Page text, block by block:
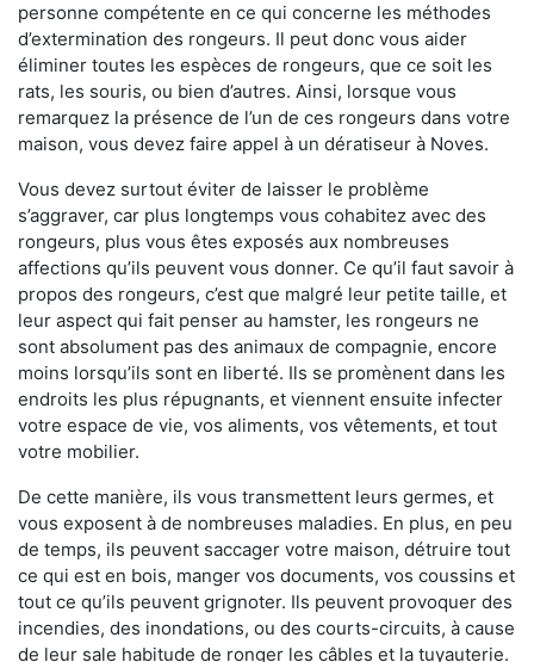
personne compétente en ce qui concerne les méthodes
d’extermination des rongeurs. Il peut donc vous aider
éliminer toutes les espèces de rongeurs, que ce soit les
rats, les souris, ou bien d’autres. Ainsi, lorsque vous
remarquez la présence de l’un de ces rongeurs dans votre
maison, vous devez faire appel à un dératiseur à Noves.
Vous devez surtout éviter de laisser le problème
s’aggraver, car plus longtemps vous cohabitez avec des
rongeurs, plus vous êtes exposés aux nombreuses
affections qu’ils peuvent vous donner. Ce qu’il faut savoir à
propos des rongeurs, c’est que malgré leur petite taille, et
leur aspect qui fait penser au hamster, les rongeurs ne
sont absolument pas des animaux de compagnie, encore
moins lorsqu’ils sont en liberté. Ils se promènent dans les
endroits les plus répugnants, et viennent ensuite infecter
votre espace de vie, vos aliments, vos vêtements, et tout
votre mobilier.
De cette manière, ils vous transmettent leurs germes, et
vous exposent à de nombreuses maladies. En plus, en peu
de temps, ils peuvent saccager votre maison, détruire tout
ce qui est en bois, manger vos documents, vos coussins et
tout ce qu’ils peuvent grignoter. Ils peuvent provoquer des
incendies, des inondations, ou des courts-circuits, à cause
de leur sale habitude de ronger les câbles et la tuyauterie.